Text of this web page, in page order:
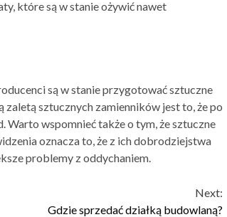
które są w stanie ożywić nawet
są w stanie przygotować sztuczne
sztucznych zamienników jest to, że po
Warto wspomnieć także o tym, że sztuczne
oznacza to, że z ich dobrodziejstwa
problemy z oddychaniem.
Next:
Gdzie sprzedać działką budowlaną?